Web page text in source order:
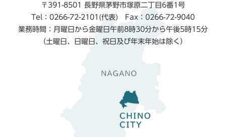
〒391-8501 長野県茅野市塚原二丁目6番1号
Tel：0266-72-2101(代表) Fax：0266-72-9040
業務時間：月曜日から金曜日午前8時30分から午後5時15分
（土曜日、日曜日、祝日及び年末年始は除く）